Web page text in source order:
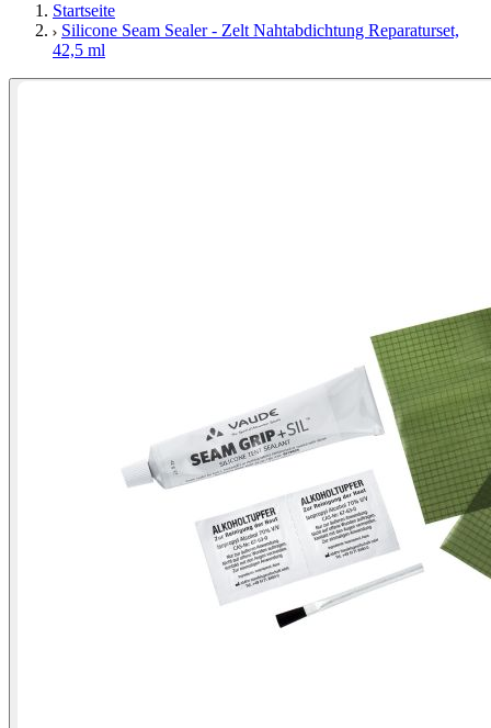
Startseite
Silicone Seam Sealer - Zelt Nahtabdichtung Reparaturset,
42,5 ml